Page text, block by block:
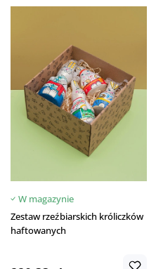
W magazynie
Zestaw rzeźbiarskich króliczków
haftowanych